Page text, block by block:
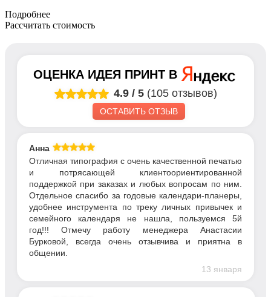
Подробнее
Рассчитать стоимость
ОЦЕНКА ИДЕЯ ПРИНТ В
4.9 / 5 (105 отзывов)
ОСТАВИТЬ ОТЗЫВ
Анна
Отличная типография с очень качественной печатью
и потрясающей клиентоориентированной
поддержкой при заказах и любых вопросам по ним.
Отдельное спасибо за годовые календари-планеры,
удобнее инструмента по треку личных привычек и
семейного календаря не нашла, пользуемся 5й
год!!! Отмечу работу менеджера Анастасии
Бурковой, всегда очень отзывчива и приятна в
общении.
13 января